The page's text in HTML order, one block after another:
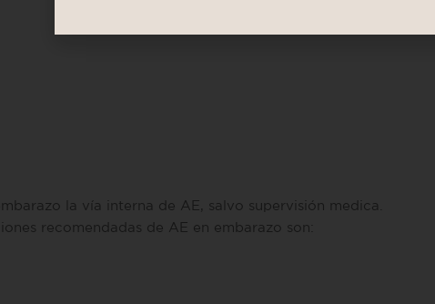
la vía interna de AE, salvo supervisión medica.
recomendadas de AE en embarazo son: